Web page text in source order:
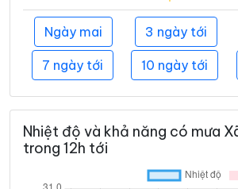
Ngày mai 3 ngày tới
7 ngày tới 10 ngày tới
Nhiệt độ và khả năng có mưa
trong 12h tới